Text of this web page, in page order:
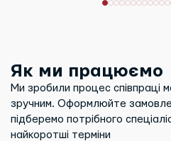
Як ми працюємо
Ми зробили процес співпраці
зручним. Оформлюйте
підберемо потрібного
найкоротші терміни